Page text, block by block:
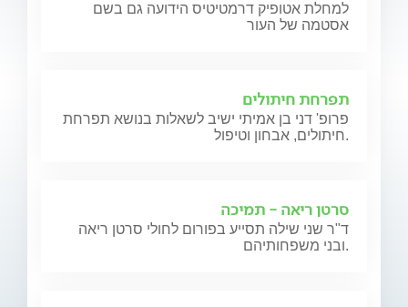
למחלת אטופיק דרמטיטיס הידועה גם בשם
אסטמה של העור
תפרחת חיתולים
פרופ' דני בן אמיתי ישיב לשאלות בנושא תפרחת
חיתולים, אבחון וטיפול.
סרטן ריאה - תמיכה
ד"ר שני שילה תסייע בפורום לחולי סרטן ריאה
ובני משפחותיהם.